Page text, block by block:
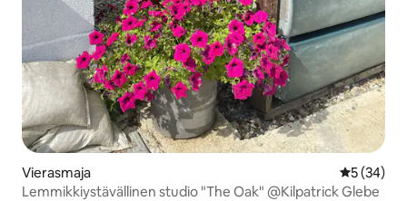
Vierasmaja
5 (34)
Lemmikkiystävällinen studio "The Oak" @Kilpatrick Glebe